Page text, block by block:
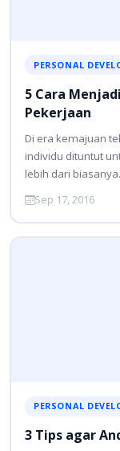
PERSONAL
5 Cara
Pekerjaan
Di era kemajuan
individu dituntut
lebih dari
Sep 17, 2016
PERSONAL
3 Tips agar